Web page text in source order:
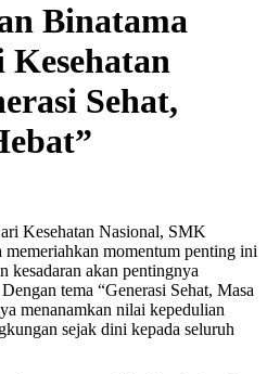
Binatama
Sehat,
Kesehatan Nasional, SMK
memeriahkan momentum penting ini
kesadaran akan pentingnya
tema “Generasi Sehat, Masa
menanamkan nilai kepedulian
sejak dini kepada seluruh